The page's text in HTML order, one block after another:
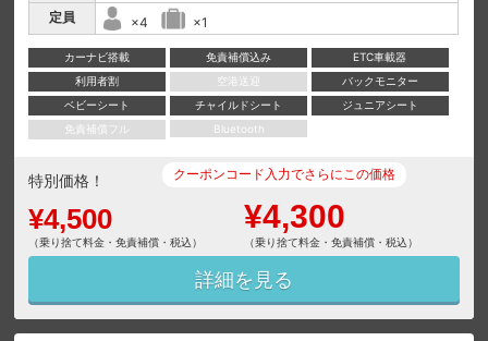
定員
×4 ×1
カーナビ搭載 免責補償込み
ETC車載器
利用者割
空港送迎
バックモニター
ベビーシート
チャイルドシート
ジュニアシート
免責補償フル
Bluetooth
特別価格！
¥4,500
（乗り捨て料金・免責補償・税込）
クーポンコード入力でさらにこの価格
¥4,300
（乗り捨て料金・免責補償・税込）
詳細を見る